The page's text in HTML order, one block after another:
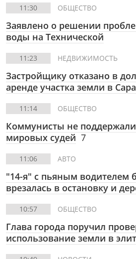
11:30 ОБЩЕСТВО
Заявлено о решении
воды на Технической
11:23 НЕДВИЖИМОСТЬ
Застройщику отказано в
аренде участка земли в
11:14 ОБЩЕСТВО
Коммунисты не
мировых судей 7
11:06 АВТО
"14-я" с пьяным водителем
врезалась в остановку и
10:57 ОБЩЕСТВО
Глава города поручил
использование земли в